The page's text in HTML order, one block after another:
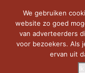
We gebruiken
website zo goed
van adverteerders
voor bezoekers. Als
ervan uit